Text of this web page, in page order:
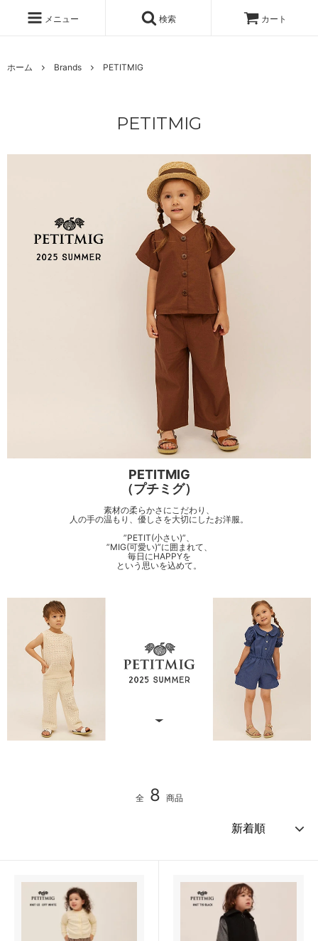
メニュー 検索 カート
ホーム Brands PETITMIG
PETITMIG
PETITMIG
（プチミグ）
素材の柔らかさにこだわり、
人の手の温もり、優しさを大切にしたお洋服。
”PETIT(小さい)”、
”MIG(可愛い)”に囲まれて、
毎日にHAPPYを
という思いを込めて。
全 8 商品